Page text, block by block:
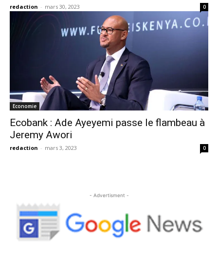
redaction - mars 30, 2023 0
Economie
Ecobank : Ade Ayeyemi passe le flambeau à
Jeremy Awori
redaction - mars 3, 2023 0
- Advertisment -